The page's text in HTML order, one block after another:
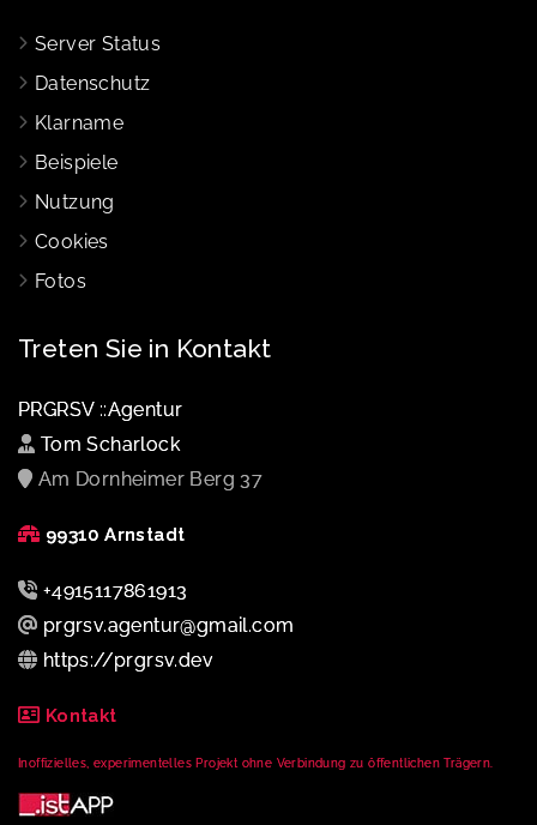
Server Status
Datenschutz
Klarname
Beispiele
Nutzung
Cookies
Fotos
Treten Sie in Kontakt
PRGRSV ::Agentur
Tom Scharlock
Am Dornheimer Berg 37
99310 Arnstadt
+4915117861913
prgrsv.agentur@gmail.com
https://prgrsv.dev
Kontakt
Inoffizielles, experimentelles Projekt ohne Verbindung zu öffentlichen Trägern.